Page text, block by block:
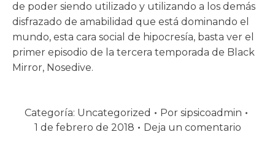
de poder siendo utilizado y utilizando a los demás
disfrazado de amabilidad que está dominando el
mundo, esta cara social de hipocresía, basta ver el
primer episodio de la tercera temporada de Black
Mirror, Nosedive.
Categoría: Uncategorized Por sipsicoadmin
1 de febrero de 2018
Deja un comentario